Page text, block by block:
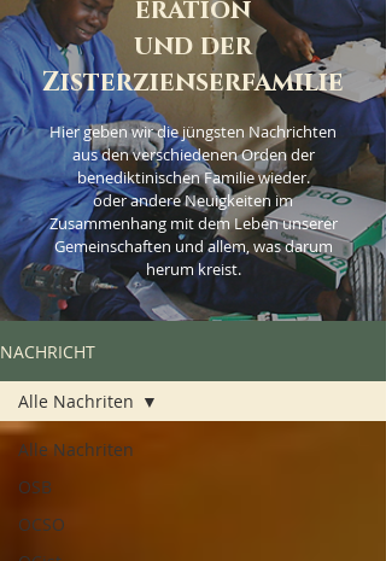
eration
und der
Zisterzienserfamilie
Hier geben wir die jüngsten Nachrichten
aus den verschiedenen Orden der
benediktinischen Familie wieder.
oder andere Neuigkeiten im
Zusammenhang mit dem Leben unserer
Gemeinschaften und allem, was darum
herum kreist.
NACHRICHT
Alle Nachriten
OSB
OCSO
Alle Nachriten